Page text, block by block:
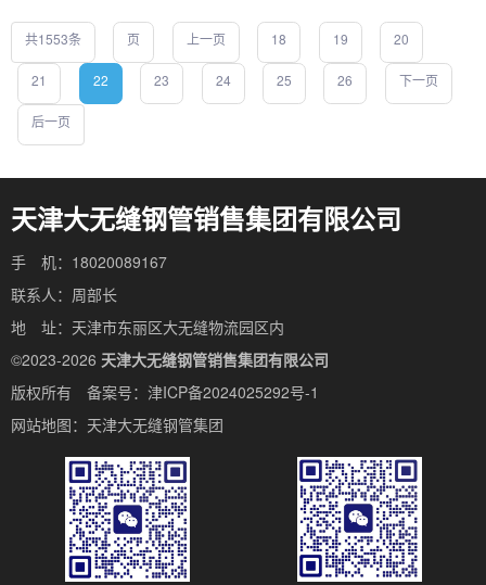
共1553条 页 上一页 18 19 20
21 22 23 24 25 26 下一页
后一页
天津大无缝钢管销售集团有限公司
手 机：18020089167
联系人：周部长
地 址：天津市东丽区大无缝物流园区内
©2023-2026 天津大无缝钢管销售集团有限公司
版权所有 备案号： 津ICP备2024025292号-1
网站地图： 天津大无缝钢管集团